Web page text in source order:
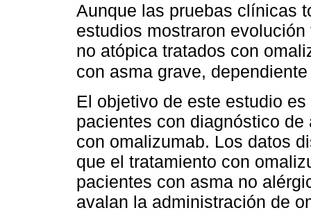
Aunque las pruebas clínicas
estudios mostraron
no atópica tratados con
con asma grave,
El objetivo de este estudio
pacientes con diagnóstico
con omalizumab. Los datos
que el tratamiento con
pacientes con asma no
avalan la administración de